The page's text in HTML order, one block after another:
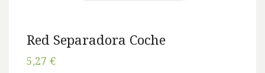
Red Separadora Coche
5,27 €